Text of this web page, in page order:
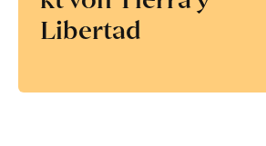
Libertad